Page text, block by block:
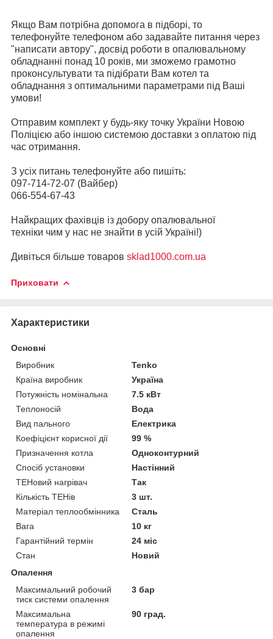
Якщо Вам потрібна допомога в підборі, то
телефонуйте телефоном або задавайте питання через
"написати автору", досвід роботи в опалювальному
обладнанні понад 10 років, ми зможемо грамотно
проконсультувати та підібрати Вам котел та
обладнання з оптимальними параметрами під Ваші
умови!
Отправим комплект у будь-яку точку України Новою
Поліцією або іншою системою доставки з оплатою під
час отримання.
З усіх питань телефонуйте або пишіть:
097-714-72-07 (Вайбер)
066-554-67-43
Найкращих фахівців із добору опалювальної
техніки чим у нас не знайти в усій Україні!)
Дивіться більше товаров sklad1000.com.ua
Приховати
Характеристики
Основні
Виробник
Tenko
Країна виробник
Україна
Потужність номінальна
7.5 кВт
Теплоносій
Вода
Вид пального
Електрика
Коефіцієнт корисної дії
99 %
Призначення котла
Одноконтурний
Спосіб установки
Настінний
ТЕНовий нагрівач
Так
Кількість ТЕНів
3 шт.
Матеріал теплообмінника
Сталь
Вага
10 кг
Гарантійний термін
24 міс
Стан
Новий
Опалення
Максимальний робочий
тиск системи опалення
3 бар
Максимальна
температура в режимі
опалення
90 град.